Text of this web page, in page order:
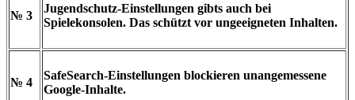
№ 3
Jugendschutz-Einstellungen gibts auch bei
Spielekonsolen. Das schützt vor ungeeigneten Inhalten.
№ 4
SafeSearch-Einstellungen blockieren unangemessene
Google-Inhalte.